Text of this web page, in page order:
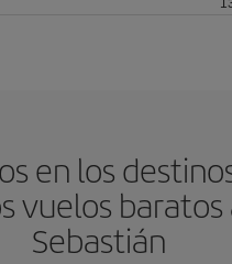
en los
vuelos baratos
Sebastián